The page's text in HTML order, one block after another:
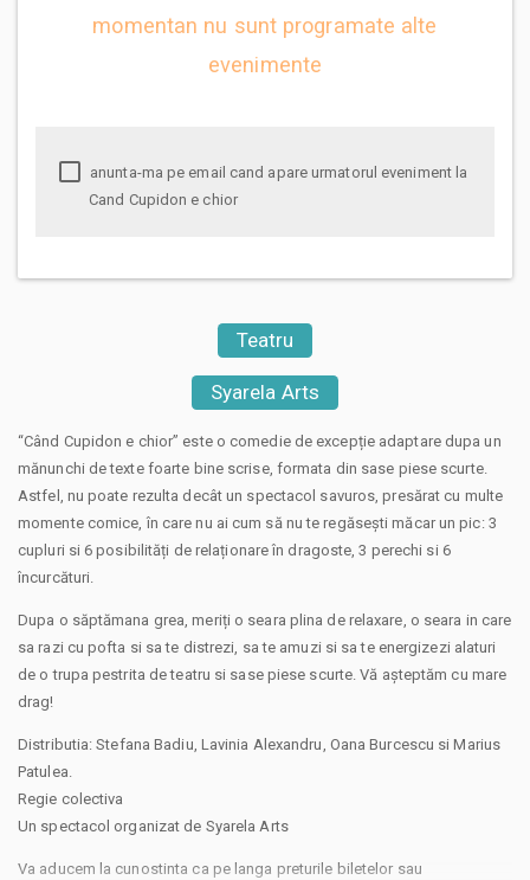
momentan nu sunt programate alte
evenimente
Cand Cupidon e chior
Teatru
Syarela Arts
“Când Cupidon e chior” este o comedie de excepție adaptare dupa un
mănunchi de texte foarte bine scrise, formata din sase piese scurte.
Astfel, nu poate rezulta decât un spectacol savuros, presărat cu multe
momente comice, în care nu ai cum să nu te regăsești măcar un pic: 3
cupluri si 6 posibilități de relaționare în dragoste, 3 perechi si 6
încurcături.
Dupa o săptămana grea, meriți o seara plina de relaxare, o seara in care
sa razi cu pofta si sa te distrezi, sa te amuzi si sa te energizezi alaturi
de o trupa pestrita de teatru si sase piese scurte. Vă așteptăm cu mare
drag!
Distributia: Stefana Badiu, Lavinia Alexandru, Oana Burcescu si Marius
Patulea.
Regie colectiva
Un spectacol organizat de Syarela Arts
Va aducem la cunostinta ca pe langa preturile biletelor sau